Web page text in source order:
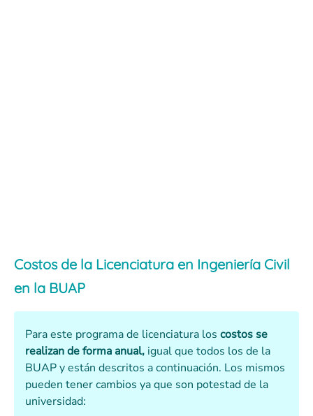
Costos de la Licenciatura en Ingeniería Civil
en la BUAP
Para este programa de licenciatura los costos se
realizan de forma anual, igual que todos los de la
BUAP y están descritos a continuación. Los mismos
pueden tener cambios ya que son potestad de la
universidad: